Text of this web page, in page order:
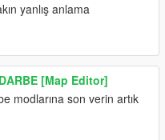
yanlış anlama
[Map Editor]
modlarına son verin artık